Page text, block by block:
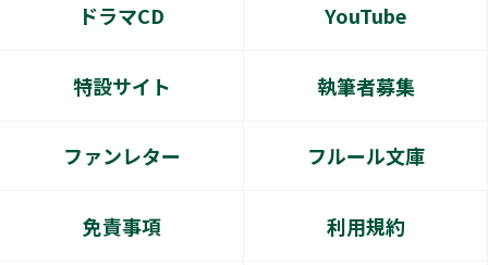
ドラマCD YouTube
特設サイト 執筆者募集
ファンレター フルール文庫
免責事項 利用規約